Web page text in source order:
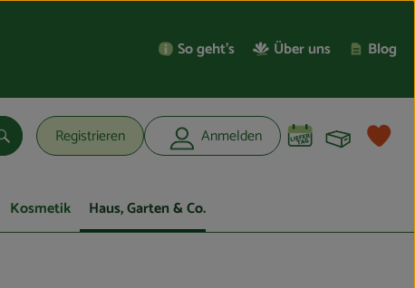
So geht’s Über uns Blog
Registrieren Anmelden
Suchen
Kosmetik Haus, Garten & Co.